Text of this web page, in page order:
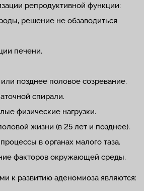
репродуктивной функции:
решение не обзаводиться
печени.
позднее половое созревание.
спирали.
физические нагрузки.
жизни (в 25 лет и позднее).
в органах малого таза.
факторов окружающей среды.
к развитию аденомиоза являются: